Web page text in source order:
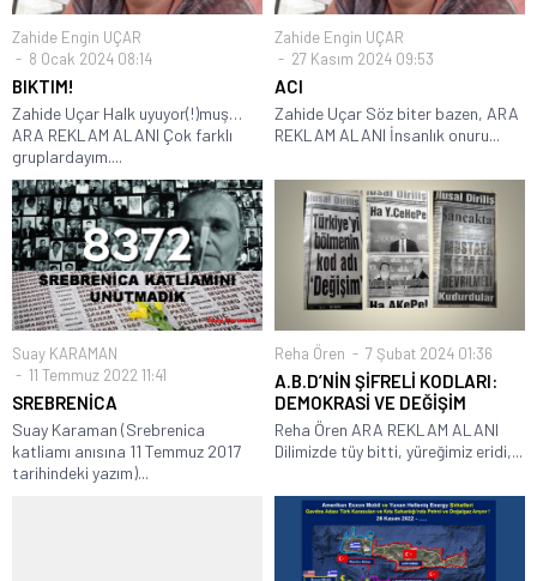
Zahide Engin UÇAR
8 Ocak 2024 08:14
BIKTIM!
Zahide Uçar Halk uyuyor(!)muş…
ARA REKLAM ALANI Çok farklı
gruplardayım....
Zahide Engin UÇAR
27 Kasım 2024 09:53
ACI
Zahide Uçar Söz biter bazen, ARA
REKLAM ALANI İnsanlık onuru...
Suay KARAMAN
11 Temmuz 2022 11:41
SREBRENİCA
Suay Karaman (Srebrenica
katliamı anısına 11 Temmuz 2017
tarihindeki yazım)...
Reha Ören 7 Şubat 2024 01:36
A.B.D’NİN ŞİFRELİ KODLARI:
DEMOKRASİ VE DEĞİŞİM
Reha Ören ARA REKLAM ALANI
Dilimizde tüy bitti, yüreğimiz eridi,...